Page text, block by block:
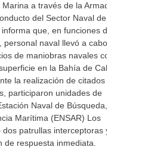
a través de la Armada
del Sector Naval de
que, en funciones de
personal naval llevó a cabo
de maniobras navales con
en la Bahía de Cabo
la realización de citados
participaron unidades de
Naval de Búsqueda,
Marítima (ENSAR) Los
patrullas interceptoras y
de respuesta inmediata.